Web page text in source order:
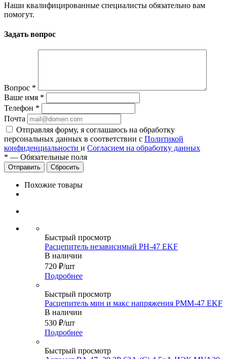
Наши квалифицированные специалисты обязательно вам
помогут.
Задать вопрос
Вопрос *
Ваше имя *
Телефон *
Почта
Отправляя форму, я соглашаюсь на обработку
персональных данных в соответствии с Политикой
конфиденциальности и Согласием на обработку данных
* — Обязательные поля
Сбросить
Похожие товары
Быстрый просмотр
Расцепитель независимый РH-47 EKF
В наличии
720 ₽/шт
Подробнее
Быстрый просмотр
Расцепитель мин и макс напряжения РММ-47 EKF
В наличии
530 ₽/шт
Подробнее
Быстрый просмотр